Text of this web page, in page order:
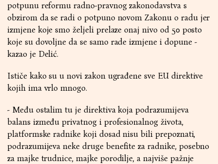
potpunu reformu radno-pravnog zakonodavstva s
obzirom da se radi o potpuno novom Zakonu o radu jer
izmjene koje smo željeli prelaze onaj nivo od 50 posto
koje su dovoljne da se samo rade izmjene i dopune -
kazao je Delić.
Ističe kako su u novi zakon ugrađene sve EU direktive
kojih ima vrlo mnogo.
- Među ostalim tu je direktiva koja podrazumijeva
balans između privatnog i profesionalnog života,
platformske radnike koji dosad nisu bili prepoznati,
podrazumijeva neke druge benefite za radnike, posebno
za majke trudnice, majke porodilje, a najviše pažnje